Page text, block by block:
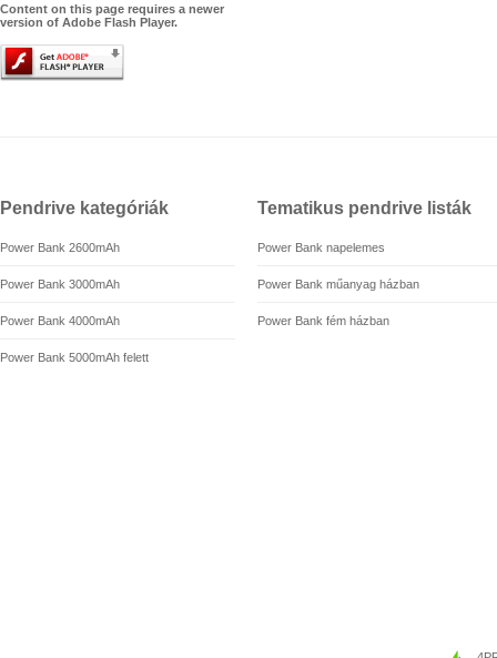
Content on this page requires a newer
version of Adobe Flash Player.
Pendrive kategóriák
Power Bank 2600mAh
Power Bank 3000mAh
Power Bank 4000mAh
Power Bank 5000mAh felett
Tematikus pendrive listák
Power Bank napelemes
Power Bank műanyag házban
Power Bank fém házban